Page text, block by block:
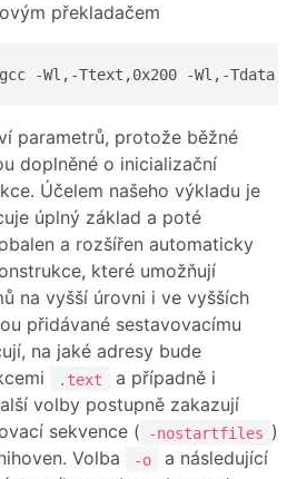
překladačem
-Wl,-Ttext,0x200 -Wl,-
parametrů, protože běžné
doplněné o inicializační
Účelem našeho výkladu je
úplný základ a poté
a rozšířen automaticky
které umožňují
na vyšší úrovni i ve vyšších
přidávané sestavovacímu
na jaké adresy bude
.text
a případně i
volby postupně zakazují
sekvence (
-nostartfiles )
Volba
-o
a následující